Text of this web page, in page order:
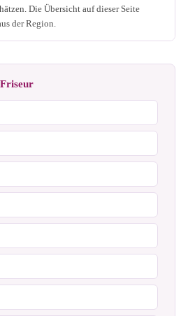
Die Übersicht auf dieser Seite
der Region.